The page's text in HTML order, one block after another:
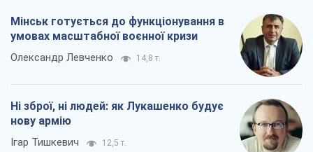
Мінськ готується до функціонування в
умовах масштабної воєнної кризи
Олександр Левченко 14,8 т.
Ні зброї, ні людей: як Лукашенко будує
нову армію
Ігар Тишкевич 12,5 т.